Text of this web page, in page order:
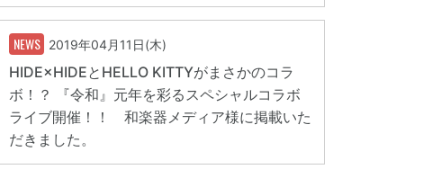
NEWS 2019年04月11日(木)
HIDE×HIDEとHELLO KITTYがまさかのコラ
ボ！？ 『令和』元年を彩るスペシャルコラボ
ライブ開催！！ 和楽器メディア様に掲載いた
だきました。